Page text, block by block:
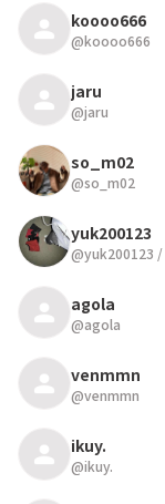
koooo666
@koooo666
jaru
@jaru
so_m02
@so_m02
yuk200123
@yuk200123 /
agola
@agola
venmmn
@venmmn
ikuy.
@ikuy.